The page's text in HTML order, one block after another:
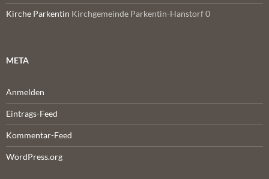
Kirche Parkentin Kirchgemeinde Parkentin-Hanstorf 0
META
Anmelden
Eintrags-Feed
Kommentar-Feed
WordPress.org